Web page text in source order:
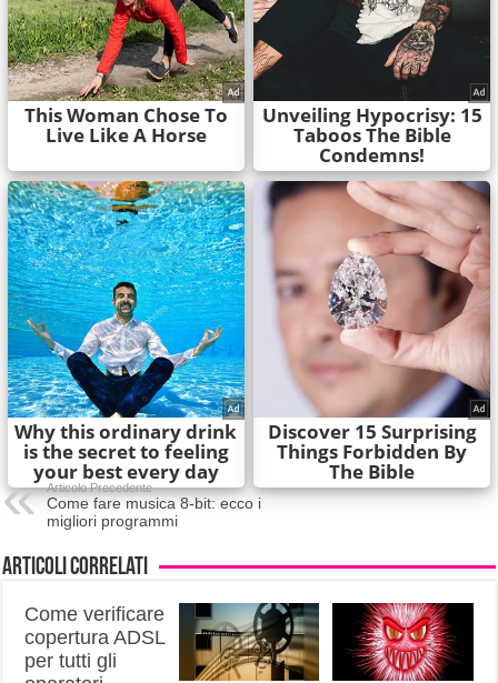
Articolo Precedente
Come fare musica 8-bit: ecco i
migliori programmi
Articoli correlati
Come verificare
copertura ADSL
per tutti gli